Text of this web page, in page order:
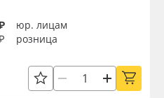
юр. лицам
розница